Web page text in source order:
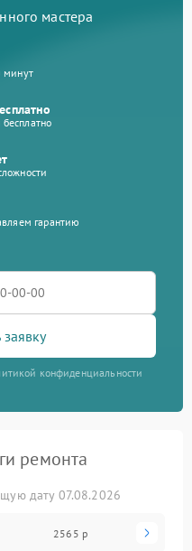
мастера
минут
гарантию
конфиденциальности
ремонта
дату 07.08.2026
2565 р